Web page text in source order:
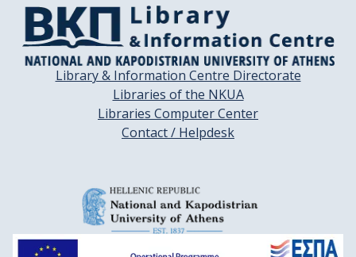
Library & Information Centre Directorate
Libraries of the NKUA
Libraries Computer Center
Contact / Helpdesk